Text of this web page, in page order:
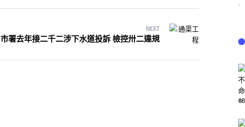
NEXT
市署去年接二千二涉下水道投訴 檢控卅二違規